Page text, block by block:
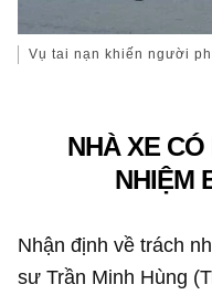
Vụ tai nạn khiến người
NHÀ XE
NHIỆM
Nhận định về trách
sư Trần Minh Hùng